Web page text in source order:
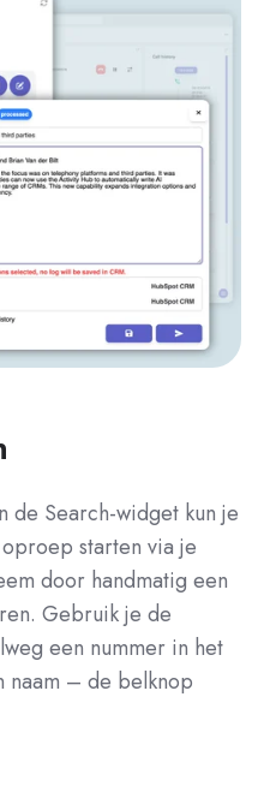
de Search-widget kun je
starten via je
door handmatig een
Gebruik je de
een nummer in het
naam – de belknop